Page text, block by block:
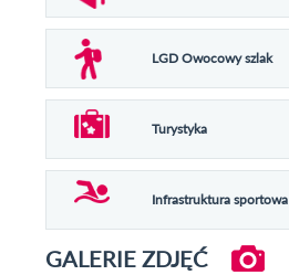
LGD Owocowy szlak
Turystyka
Infrastruktura sportowa
GALERIE ZDJĘĆ